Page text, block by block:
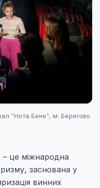
“Нота Бене”, м. Берегово
це міжнародна
заснована у
винних